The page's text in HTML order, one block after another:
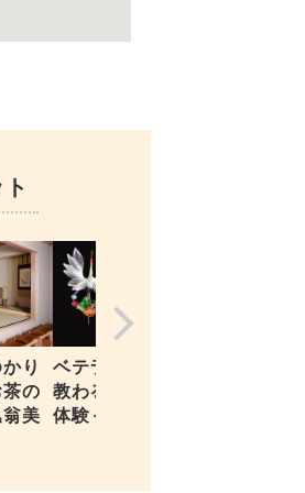
り
の
美
ベテラン職人から
教わる！水引細工
体験＜花まつり＞